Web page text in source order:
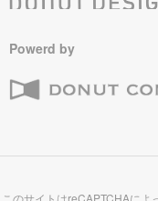
Powerd by
このサイトはreCAPTCHAに